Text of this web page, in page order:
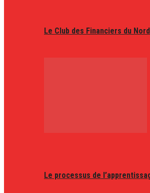
Le Club des Financiers du
Le processus de